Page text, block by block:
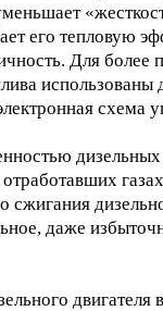
его тепловую
Для более
использованы
схема
дизельных
отработавших
сжигания
даже
двигателя